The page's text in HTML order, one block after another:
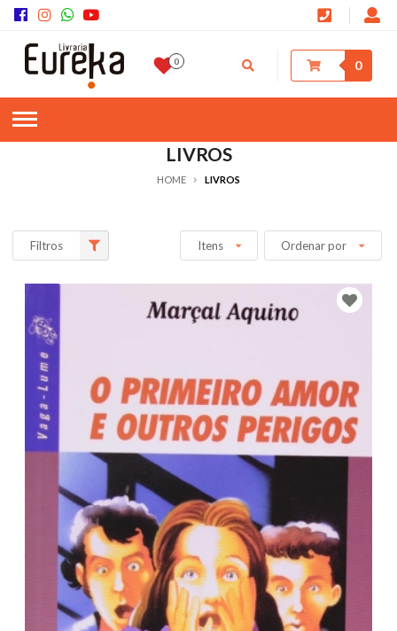
0 0
LIVROS
HOME LIVROS
Filtros Itens Ordenar por